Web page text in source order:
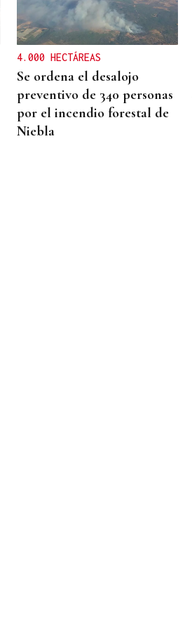
4.000 HECTÁREAS
Se ordena el desalojo
preventivo de 340 personas
por el incendio forestal de
Niebla